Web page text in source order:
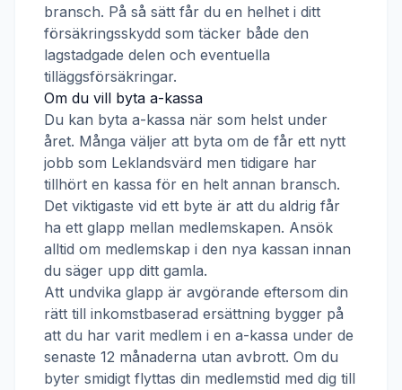
bransch. På så sätt får du en helhet i ditt
försäkringsskydd som täcker både den
lagstadgade delen och eventuella
tilläggsförsäkringar.
Om du vill byta a-kassa
Du kan byta a-kassa när som helst under
året. Många väljer att byta om de får ett nytt
jobb som Leklandsvärd men tidigare har
tillhört en kassa för en helt annan bransch.
Det viktigaste vid ett byte är att du aldrig får
ha ett glapp mellan medlemskapen. Ansök
alltid om medlemskap i den nya kassan innan
du säger upp ditt gamla.
Att undvika glapp är avgörande eftersom din
rätt till inkomstbaserad ersättning bygger på
att du har varit medlem i en a-kassa under de
senaste 12 månaderna utan avbrott. Om du
byter smidigt flyttas din medlemstid med dig till